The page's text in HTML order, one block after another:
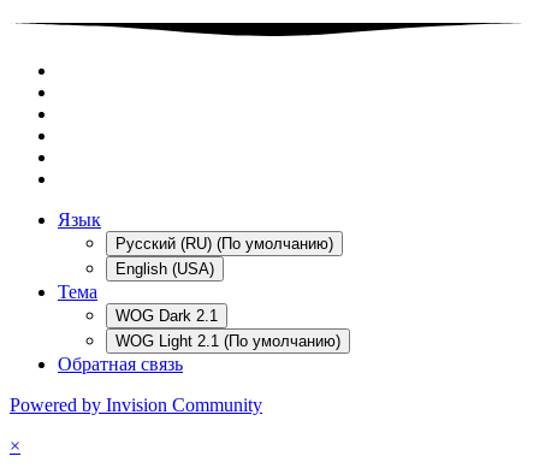
Язык
Русский (RU) (По умолчанию)
English (USA)
Тема
WOG Dark 2.1
WOG Light 2.1 (По умолчанию)
Обратная связь
Powered by Invision Community
×